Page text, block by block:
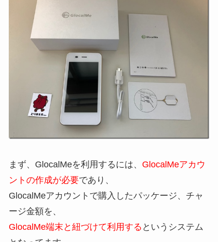
まず、GlocalMeを利用するには、 GlocalMeアカウ
ントの作成が必要であり、
GlocalMeアカウントで購入したパッケージ、チャ
ージ金額を、
GlocalMe端末と紐づけて利用する というシステム